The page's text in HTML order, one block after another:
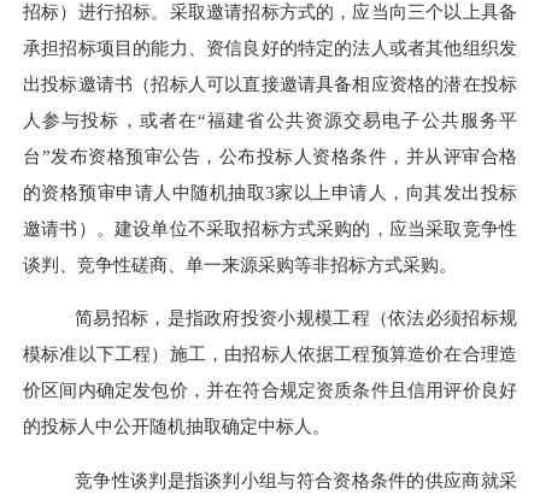
招标）进行招标。采取邀请招标方式的，应当向三个以上具备
承担招标项目的能力、资信良好的特定的法人或者其他组织发
出投标邀请书（招标人可以直接邀请具备相应资格的潜在投标
人参与投标，或者在“福建省公共资源交易电子公共服务平
台”发布资格预审公告，公布投标人资格条件，并从评审合格
的资格预审申请人中随机抽取3家以上申请人，向其发出投标
邀请书）。建设单位不采取招标方式采购的，应当采取竞争性
谈判、竞争性磋商、单一来源采购等非招标方式采购。
简易招标，是指政府投资小规模工程（依法必须招标规
模标准以下工程）施工，由招标人依据工程预算造价在合理造
价区间内确定发包价，并在符合规定资质条件且信用评价良好
的投标人中公开随机抽取确定中标人。
竞争性谈判是指谈判小组与符合资格条件的供应商就采